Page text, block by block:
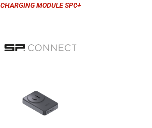
CHARGING MODULE SPC+